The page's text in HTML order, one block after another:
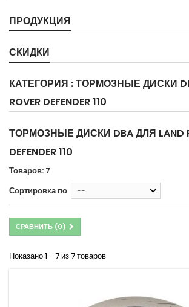
ПРОДУКЦИЯ
СКИДКИ
КАТЕГОРИЯ : ТОРМОЗНЫЕ ДИСКИ
ROVER DEFENDER 110
ТОРМОЗНЫЕ ДИСКИ DBA ДЛЯ LAND
DEFENDER 110
Товаров: 7
Сортировка по
--
СРАВНИТЬ (0)
Показано 1 - 7 из 7 товаров